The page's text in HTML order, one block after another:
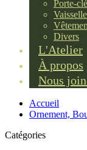
Porte-
Divers
L'Atelier
À propos
Nous
Accueil
Ornement,
Catégories